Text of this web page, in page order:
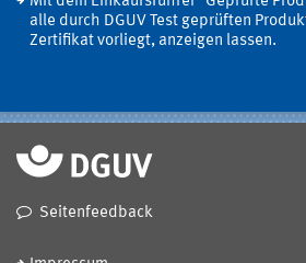
alle durch DGUV Test geprüften
Zertifikat vorliegt, anzeigen lassen.
Seitenfeedback